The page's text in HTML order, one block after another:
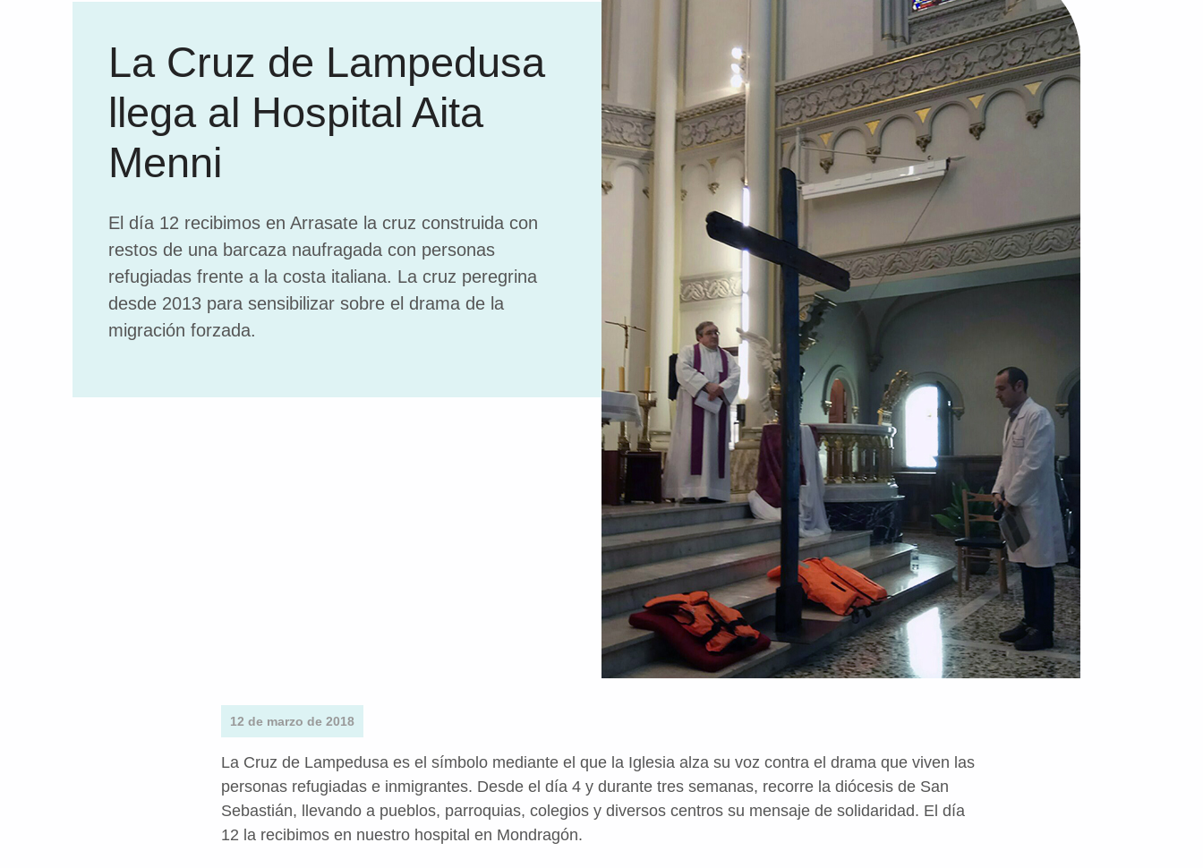
La Cruz de Lampedusa
llega al Hospital Aita
Menni
El día 12 recibimos en Arrasate la cruz construida con
restos de una barcaza naufragada con personas
refugiadas frente a la costa italiana. La cruz peregrina
desde 2013 para sensibilizar sobre el drama de la
migración forzada.
12 de marzo de 2018
La Cruz de Lampedusa es el símbolo mediante el que la Iglesia alza su voz contra el drama que viven las
personas refugiadas e inmigrantes. Desde el día 4 y durante tres semanas, recorre la diócesis de San
Sebastián, llevando a pueblos, parroquias, colegios y diversos centros su mensaje de solidaridad. El día
12 la recibimos en nuestro hospital en Mondragón.